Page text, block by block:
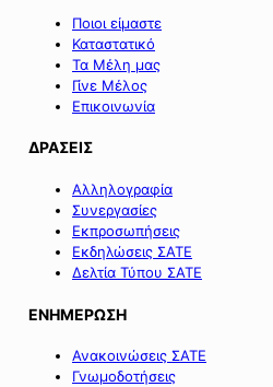
Ποιοι είμαστε
Καταστατικό
Τα Μέλη μας
Γίνε Μέλος
Επικοινωνία
ΔΡΑΣΕΙΣ
Αλληλογραφία
Συνεργασίες
Εκπροσωπήσεις
Εκδηλώσεις ΣΑΤΕ
Δελτία Τύπου ΣΑΤΕ
ΕΝΗΜΕΡΩΣΗ
Ανακοινώσεις ΣΑΤΕ
Γνωμοδοτήσεις